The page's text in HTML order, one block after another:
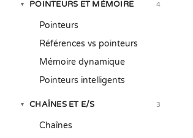
▾ POINTEURS ET MÉMOIRE 4
Pointeurs
Références vs pointeurs
Mémoire dynamique
Pointeurs intelligents
▾ CHAÎNES ET E/S 3
Chaînes